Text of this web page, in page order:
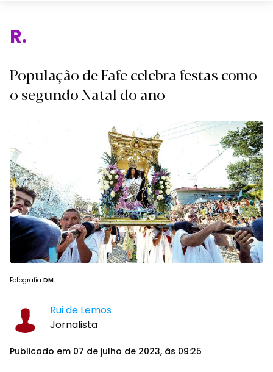
Reli
População de Fafe celebra festas como
o segundo Natal do ano
Fotografia DM
Rui de Lemos
Jornalista
Publicado em 07 de julho de 2023, às 09:25